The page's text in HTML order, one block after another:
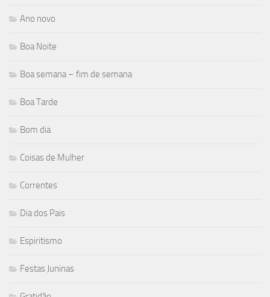
Ano novo
Boa Noite
Boa semana – fim de semana
Boa Tarde
Bom dia
Coisas de Mulher
Correntes
Dia dos Pais
Espiritismo
Festas Juninas